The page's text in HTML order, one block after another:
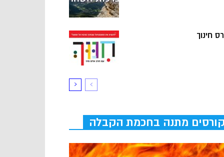
חינוך
קורסים מתנה בחכמת הקבלה